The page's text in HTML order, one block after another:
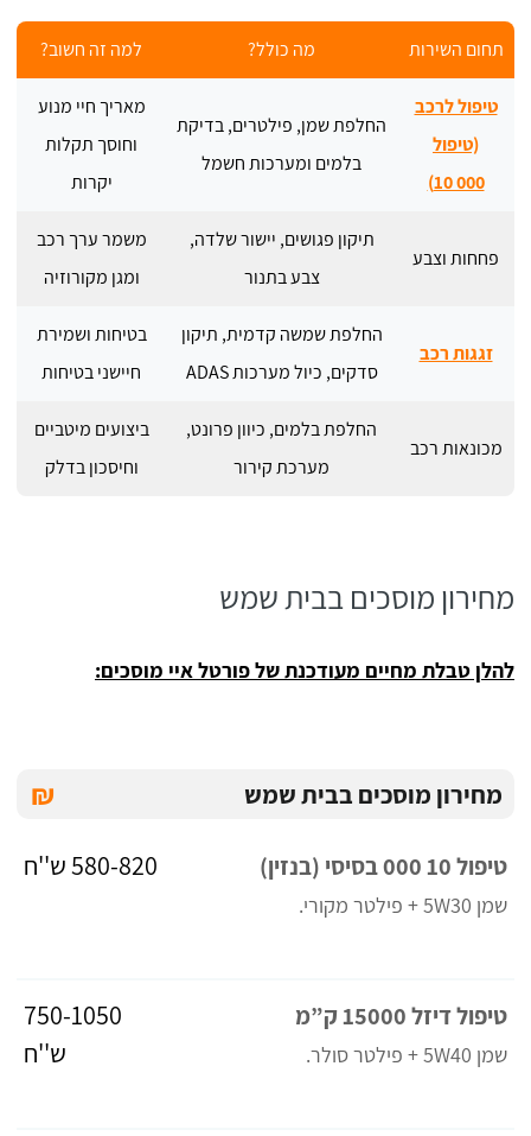
תחום השירות מה כולל? למה זה חשוב?
טיפול לרכב
(טיפול
10 000)
החלפת שמן, פילטרים, בדיקת
בלמים ומערכות חשמל
מאריך חיי מנוע
וחוסך תקלות
יקרות
פחחות וצבע
תיקון פגושים, יישור שלדה,
צבע בתנור
משמר ערך רכב
ומגן מקורוזיה
זגגות רכב
החלפת שמשה קדמית, תיקון
סדקים, כיול מערכות ADAS
בטיחות ושמירת
חיישני בטיחות
מכונאות רכב
החלפת בלמים, כיוון פרונט,
מערכת קירור
ביצועים מיטביים
וחיסכון בדלק
מחירון מוסכים בבית שמש
להלן טבלת מחיים מעודכנת של פורטל איי מוסכים:
₪ מחירון מוסכים בבית שמש
טיפול 10 000 בסיסי (בנזין)
שמן 5W30 + פילטר מקורי.
‎580-820 ש''ח
טיפול דיזל 15000 ק”מ
שמן 5W40 + פילטר סולר.
‎750-1050
ש''ח